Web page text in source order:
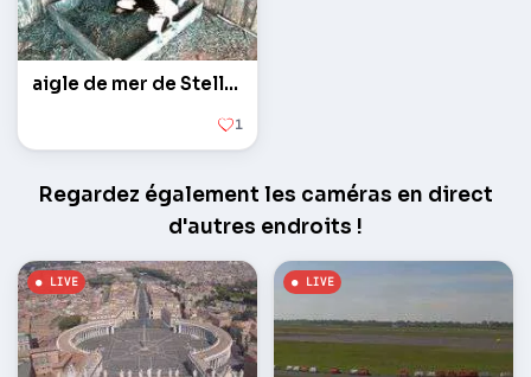
aigle de mer de Steller
1
Regardez également les caméras en direct
d'autres endroits !